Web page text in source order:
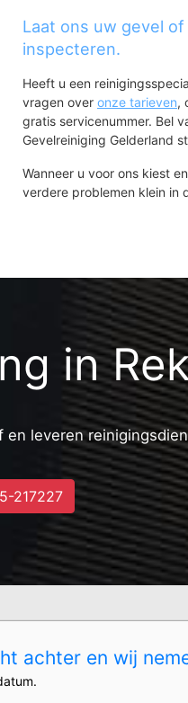
Laat ons uw gevel
inspecteren.
Heeft u een
vragen over onze tarieven,
gratis servicenummer. Bel
Gevelreiniging Gelderland
Wanneer u voor ons kiest
verdere problemen klein in
in
leveren
217227
achter en wij